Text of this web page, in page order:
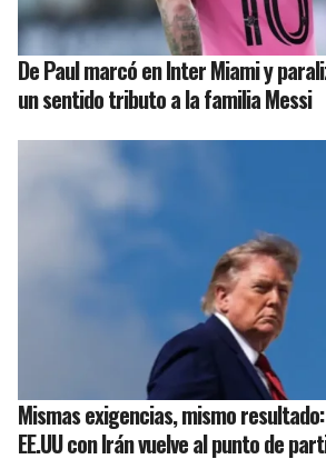
De Paul marcó en Inter Miami y
un sentido tributo a la familia Messi
Mismas exigencias, mismo
EE.UU con Irán vuelve al punto de